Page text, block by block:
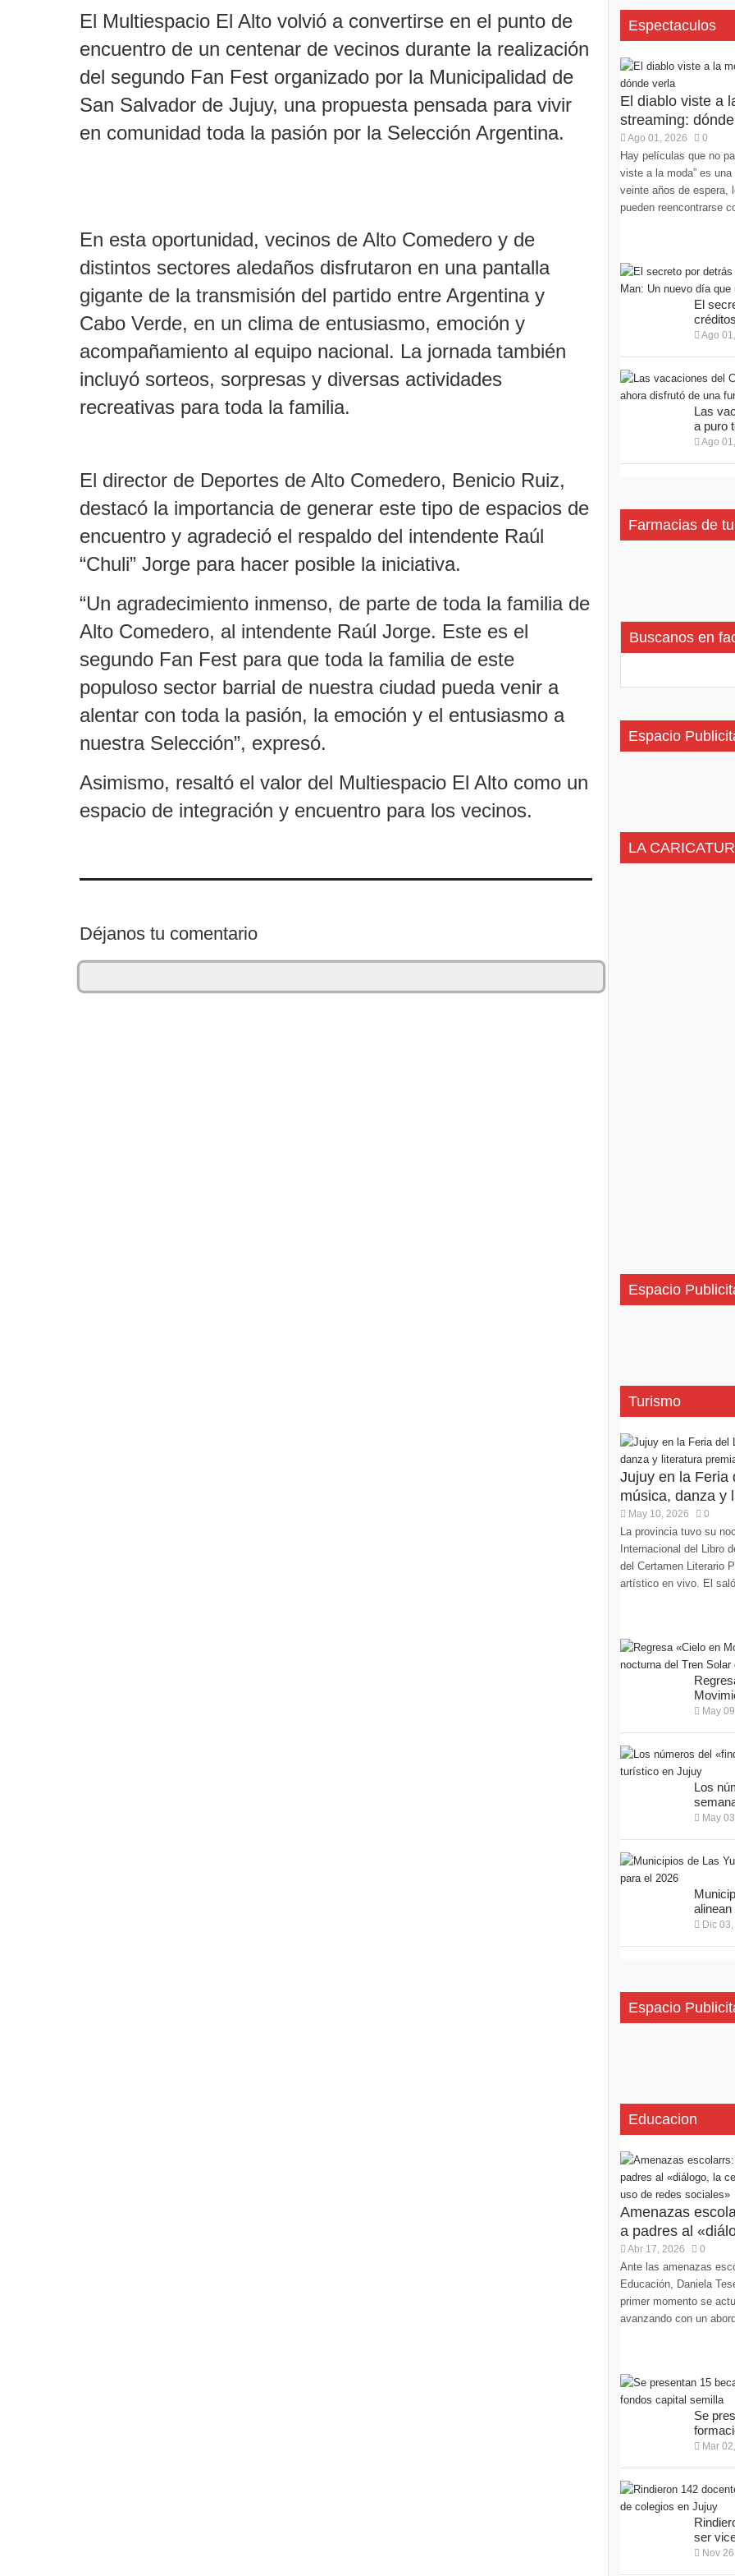
El Multiespacio El Alto volvió a convertirse en el punto de
encuentro de un centenar de vecinos durante la realización
del segundo Fan Fest organizado por la Municipalidad de
San Salvador de Jujuy, una propuesta pensada para vivir
en comunidad toda la pasión por la Selección Argentina.
En esta oportunidad, vecinos de Alto Comedero y de
distintos sectores aledaños disfrutaron en una pantalla
gigante de la transmisión del partido entre Argentina y
Cabo Verde, en un clima de entusiasmo, emoción y
acompañamiento al equipo nacional. La jornada también
incluyó sorteos, sorpresas y diversas actividades
recreativas para toda la familia.
El director de Deportes de Alto Comedero, Benicio Ruiz,
destacó la importancia de generar este tipo de espacios de
encuentro y agradeció el respaldo del intendente Raúl
“Chuli” Jorge para hacer posible la iniciativa.
“Un agradecimiento inmenso, de parte de toda la familia de
Alto Comedero, al intendente Raúl Jorge. Este es el
segundo Fan Fest para que toda la familia de este
populoso sector barrial de nuestra ciudad pueda venir a
alentar con toda la pasión, la emoción y el entusiasmo a
nuestra Selección”, expresó.
Asimismo, resaltó el valor del Multiespacio El Alto como un
espacio de integración y encuentro para los vecinos.
Déjanos tu comentario
Espectaculos
El diablo viste a
streaming:
Ago 01, 2026 0
Hay películas que no
viste a la moda” es
veinte años de espera,
pueden reencontrarse
El
Ago
Las
a puro
Ago
Farmacias de
Buscanos en
Espacio
LA
Espacio
Turismo
Jujuy en la Feria
música, danza y
May 10, 2026 0
La provincia tuvo su
Internacional del Libro
del Certamen Literario
artístico en vivo. El
May
Los
May
Dic
Espacio
Educacion
Amenazas
a padres al
Abr 17, 2026 0
Ante las amenazas
Educación, Daniela
primer momento se
avanzando con un
Se
Mar
ser
Nov